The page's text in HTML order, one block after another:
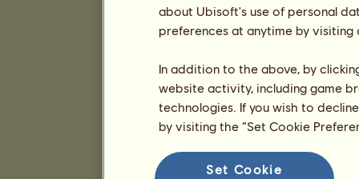
about Ubisoft's use of personal
preferences at anytime by
In addition to the above, by
website activity, including game
technologies. If you wish to
by visiting the “Set Cookie
Set Cookie